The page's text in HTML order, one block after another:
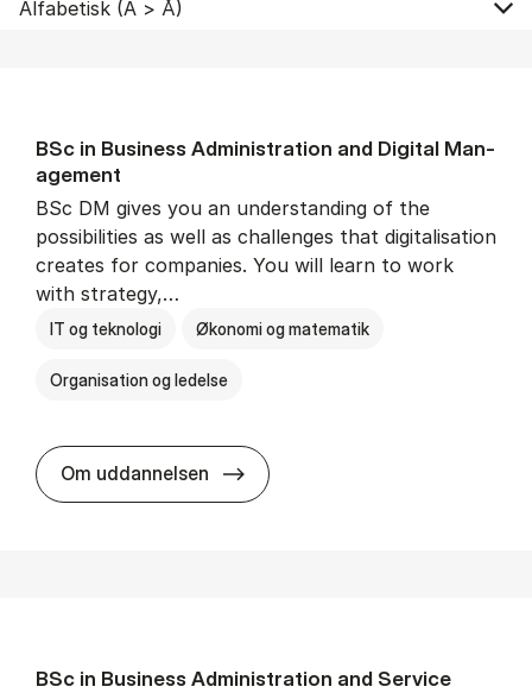
BSc in Busi­ness Ad­min­is­tra­tion and Di­git­al Man­
age­ment
BSc DM gives you an understanding of the
possibilities as well as challenges that digitalisation
creates for companies. You will learn to work
with strategy,…
IT og teknologi Økonomi og matematik
Organisation og ledelse
Om uddannelsen BSc in Busi­ness Ad­min­is­tra­tion
BSc in Busi­ness Ad­min­is­tra­tion and Ser­vice